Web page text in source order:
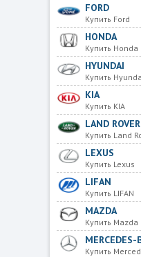
FORD
Купить Ford
HONDA
Купить Honda
HYUNDAI
Купить
KIA
Купить KIA
LAND ROVER
Купить Land
LEXUS
Купить Lexus
LIFAN
Купить LIFAN
MAZDA
Купить Mazda
MERCEDES-
Купить